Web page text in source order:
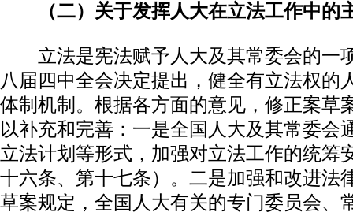
（二）关于发挥人大在立法工作中的
立法是宪法赋予人大及其常委会的一
八届四中全会决定提出，健全有立法权的
体制机制。根据各方面的意见，修正案草
以补充和完善：一是全国人大及其常委会
立法计划等形式，加强对立法工作的统筹
十六条、第十七条）。二是加强和改进法
草案规定，全国人大有关的专门委员会、